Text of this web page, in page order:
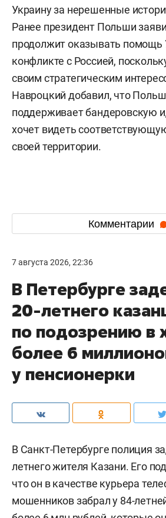
Украину за нерешенные
Ранее президент Польши
продолжит оказывать помощь
конфликте с Россией,
своим стратегическим
Навроцкий добавил, что
поддерживает бандеровскую
хочет видеть
своей территории.
Комментарии
7 августа 2026, 22:36
В Петербурге
20-летнего
по подозрению в
более 6
у пенсионерки
В Санкт-Петербурге полиция
летнего жителя Казани. Его
что он в качестве курьера
мошенников забрал у 84-